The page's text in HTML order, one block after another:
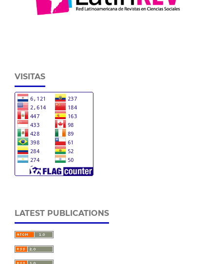
VISITAS
LATEST PUBLICATIONS